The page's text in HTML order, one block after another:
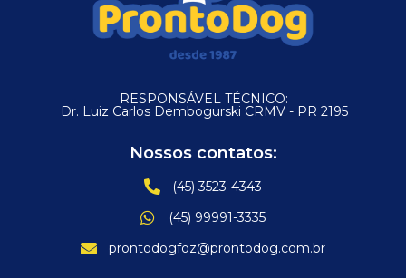
RESPONSÁVEL TÉCNICO:
Dr. Luiz Carlos Dembogurski CRMV - PR 2195
Nossos contatos:
(45) 3523-4343
(45) 99991-3335
prontodogfoz@prontodog.com.br